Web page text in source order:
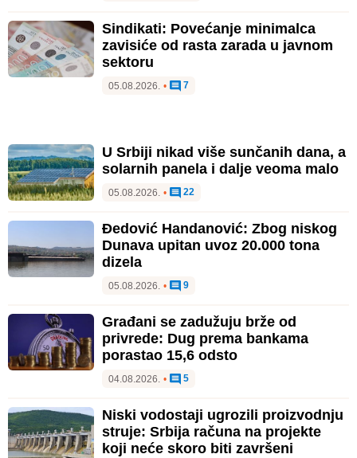
Sindikati: Povećanje minimalca
zavisiće od rasta zarada u javnom
sektoru
05.08.2026. • 7
U Srbiji nikad više sunčanih dana, a
solarnih panela i dalje veoma malo
05.08.2026. • 22
Đedović Handanović: Zbog niskog
Dunava upitan uvoz 20.000 tona
dizela
05.08.2026. • 9
Građani se zadužuju brže od
privrede: Dug prema bankama
porastao 15,6 odsto
04.08.2026. • 5
Niski vodostaji ugrozili proizvodnju
struje: Srbija računa na projekte
koji neće skoro biti završeni